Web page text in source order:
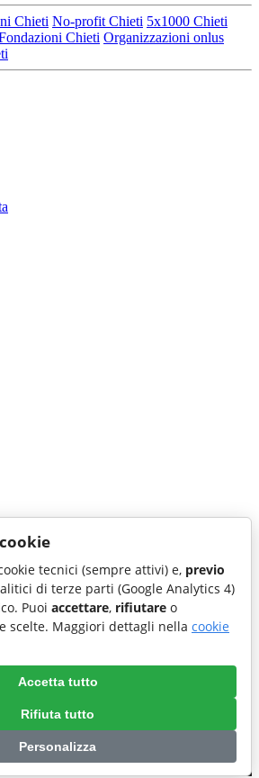
Chieti No-profit Chieti 5x1000 Chieti
Chieti Organizzazioni onlus
policy|Accessibilita'|Privacy policy
tecnici (sempre attivi) e, previo
di terze parti (Google Analytics 4)
Puoi accettare, rifiutare o
scelte. Maggiori dettagli nella cookie
Accetta tutto
Rifiuta tutto
Personalizza